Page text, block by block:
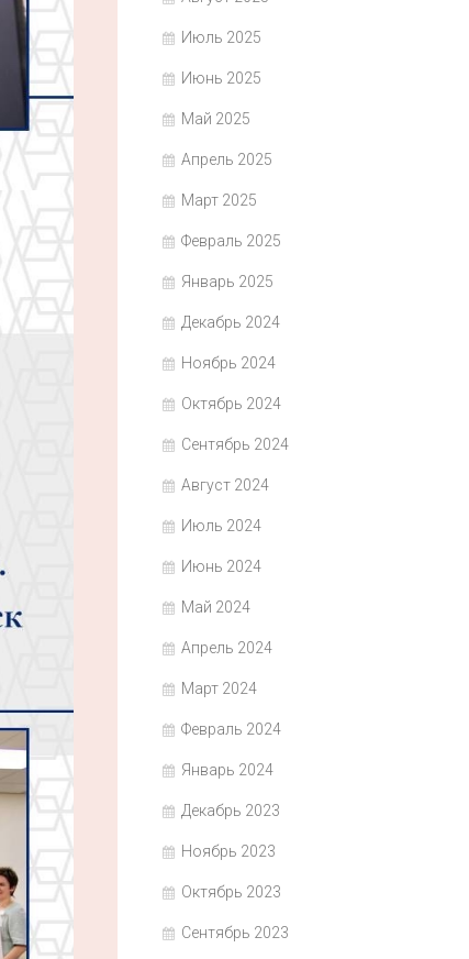
Июль 2025
Июнь 2025
Май 2025
Апрель 2025
Март 2025
Февраль 2025
Январь 2025
Декабрь 2024
Ноябрь 2024
Октябрь 2024
Сентябрь 2024
Август 2024
Июль 2024
Июнь 2024
Май 2024
Апрель 2024
Март 2024
Февраль 2024
Январь 2024
Декабрь 2023
Ноябрь 2023
Октябрь 2023
Сентябрь 2023